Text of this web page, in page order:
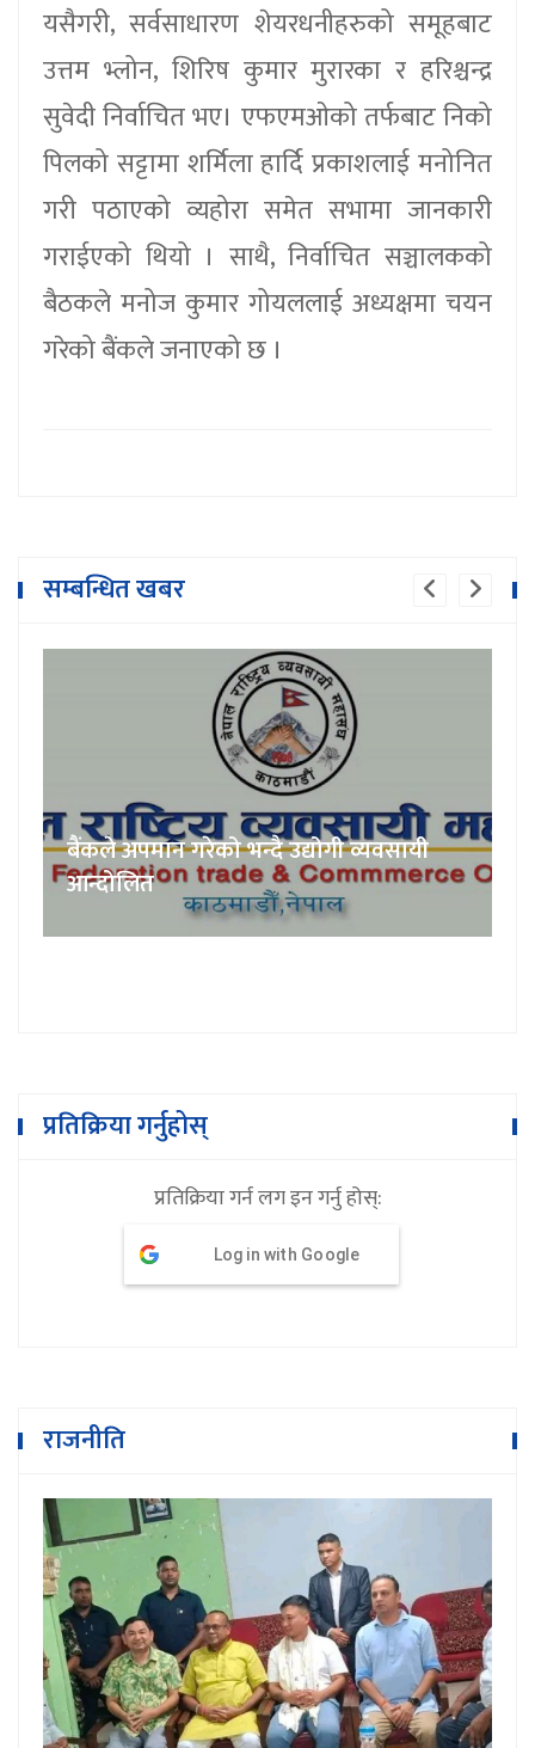
यसैगरी, सर्वसाधारण शेयरधनीहरुको समूहबाट
उत्तम भ्लोन, शिरिष कुमार मुरारका र हरिश्चन्द्र
सुवेदी निर्वाचित भए। एफएमओको तर्फबाट निको
पिलको सट्टामा शर्मिला हार्दि प्रकाशलाई मनोनित
गरी पठाएको व्यहोरा समेत सभामा जानकारी
गराईएको थियो । साथै, निर्वाचित सञ्चालकको
बैठकले मनोज कुमार गोयललाई अध्यक्षमा चयन
गरेको बैंकले जनाएको छ ।
सम्बन्धित खबर
बैंकले अपमान गरेको भन्दै उद्योगी व्यवसायी
आन्दोलित
प्रतिक्रिया गर्नुहोस्
प्रतिक्रिया गर्न लग इन गर्नु होस्:
Log in with Google
राजनीति